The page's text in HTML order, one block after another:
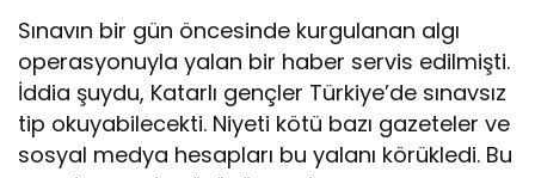
Sınavın bir gün öncesinde kurgulanan algı
operasyonuyla yalan bir haber servis edilmişti.
İddia şuydu, Katarlı gençler Türkiye’de sınavsız
tip okuyabilecekti. Niyeti kötü bazı gazeteler ve
sosyal medya hesapları bu yalanı körükledi. Bu